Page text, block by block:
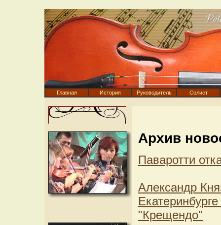
Главная История Руководитель Солист
Архив
Паваротти
Александр
"Крещендо"